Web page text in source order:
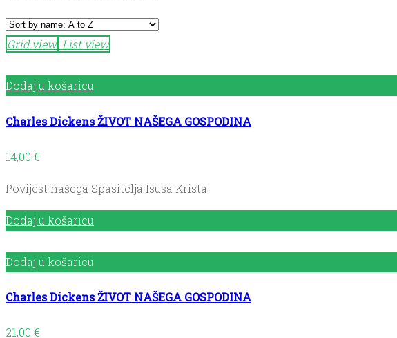
Grid view List view
Dodaj u košaricu
Charles Dickens ŽIVOT NAŠEGA GOSPODINA
14,00 €
Povijest našega Spasitelja Isusa Krista
Dodaj u košaricu
Dodaj u košaricu
Charles Dickens ŽIVOT NAŠEGA GOSPODINA
21,00 €